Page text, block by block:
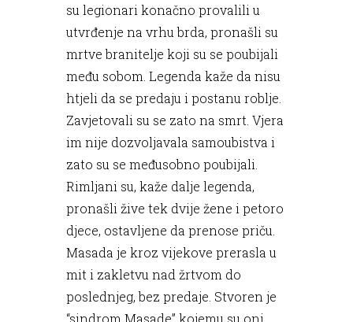
su legionari konačno provalili u
utvrđenje na vrhu brda, pronašli su
mrtve branitelje koji su se poubijali
među sobom. Legenda kaže da nisu
htjeli da se predaju i postanu roblje.
Zavjetovali su se zato na smrt. Vjera
im nije dozvoljavala samoubistva i
zato su se međusobno poubijali.
Rimljani su, kaže dalje legenda,
pronašli žive tek dvije žene i petoro
djece, ostavljene da prenose priču.
Masada je kroz vijekove prerasla u
mit i zakletvu nad žrtvom do
poslednjeg, bez predaje. Stvoren je
“sindrom Masade” kojemu su oni